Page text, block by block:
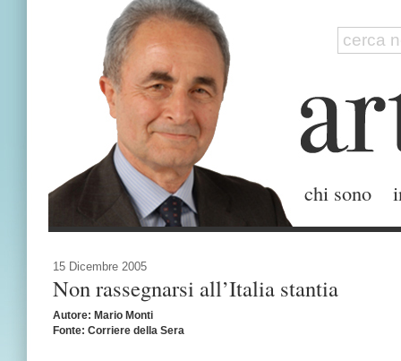
chi sono
15 Dicembre 2005
Non rassegnarsi all’Italia stantia
Autore: Mario Monti
Fonte: Corriere della Sera